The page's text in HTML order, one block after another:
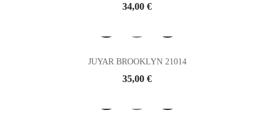
Prix
34,00 €
JUYAR BROOKLYN 21014
Prix
35,00 €